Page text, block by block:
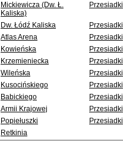
Mickiewicza (Dw. Ł.
Kaliska)
Przesiadki
Dw. Łódź Kaliska
Przesiadki
Atlas Arena
Przesiadki
Kowieńska
Przesiadki
Krzemieniecka
Przesiadki
Wileńska
Przesiadki
Kusocińskiego
Przesiadki
Babickiego
Przesiadki
Armii Krajowej
Przesiadki
Popiełuszki
Przesiadki
Retkinia